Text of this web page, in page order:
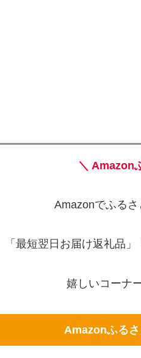
＼ Amazon
Amazonでふるさ
「最短翌日お届け返礼品
嬉しいコーナ
Amazonふる